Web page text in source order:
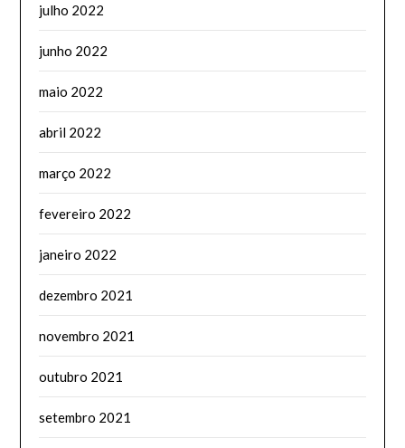
julho 2022
junho 2022
maio 2022
abril 2022
março 2022
fevereiro 2022
janeiro 2022
dezembro 2021
novembro 2021
outubro 2021
setembro 2021